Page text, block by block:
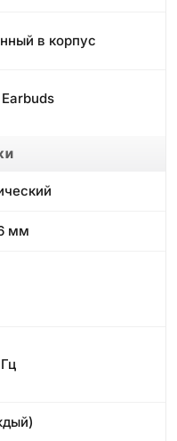
в корпус
мм